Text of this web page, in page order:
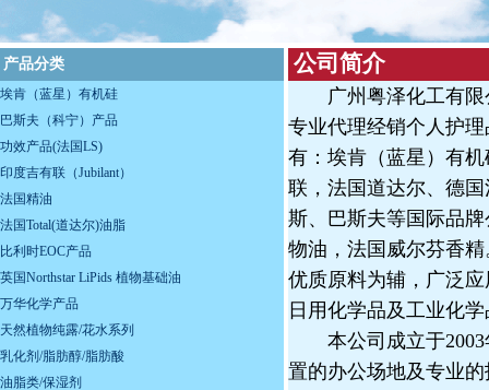
产品分类
埃肯（蓝星）有机硅
巴斯夫（科宁）产品
功效产品(法国LS)
印度吉有联（Jubilant）
法国精油
法国Total(道达尔)油脂
比利时EOC产品
英国Northstar LiPids 植物基础油
万华化学产品
天然植物纯露/花水系列
乳化剂/脂肪醇/脂肪酸
油脂类/保湿剂
公司简介
广州粤泽化工有限
专业代理经销个人护
有：埃肯（蓝星）有
联，法国道达尔、德
斯、巴斯夫等国际品
物油，法国威尔芬香
优质原料为辅，广泛
日用化学品及工业化
本公司成立于2003
置的办公场地及专业